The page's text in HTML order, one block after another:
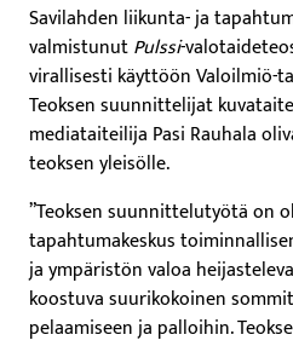
Savilahden liikunta- ja
valmistunutPulssi-
virallisesti käyttöön Valoilmiö-
Teoksen suunnittelijat
mediataiteilija Pasi Rauhala
teoksen yleisölle.
”Teoksen suunnittelutyötä on
tapahtumakeskus
ja ympäristön valoa
koostuva suurikokoinen
pelaamiseen ja palloihin.